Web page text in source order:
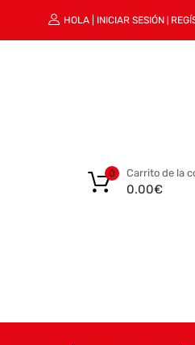
HOLA | INICIAR SESIÓN
Carrito de la
0.00€
0